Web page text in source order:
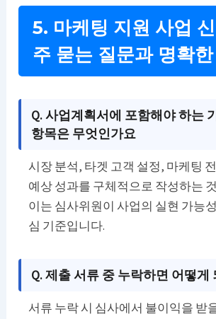
5. 마케팅 지원 사업
주 묻는 질문과 명확
Q. 사업계획서에 포함해야 하는
항목은 무엇인가요
시장 분석, 타겟 고객 설정, 마케팅
예상 성과를 구체적으로 작성하는
이는 심사위원이 사업의 실현 가능
심 기준입니다.
Q. 제출 서류 중 누락하면 어떻게
서류 누락 시 심사에서 불이익을 받